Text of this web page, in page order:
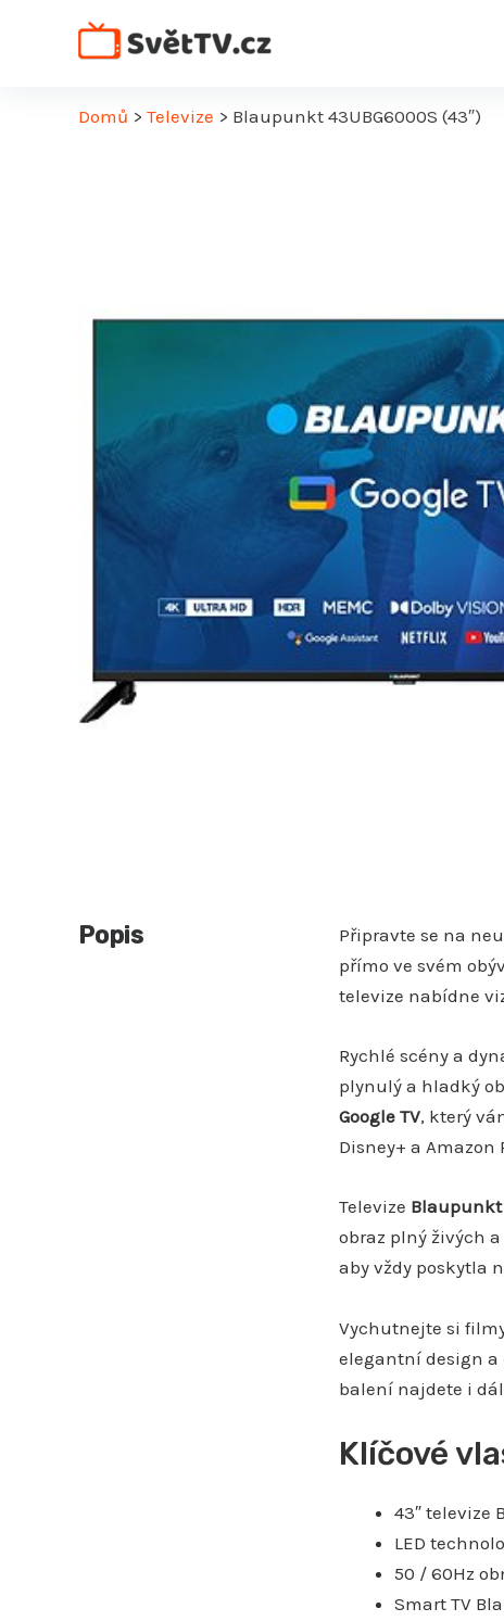
Domů > Televize > Blaupunkt 43UBG6000S (43″)
Popis Připravte se na
přímo ve svém
televize nabídne
Rychlé scény a
plynulý a hladký
Google TV, který
Disney+ a Amazon
Televize Blaupunkt
obraz plný živých
aby vždy poskytla
Vychutnejte si
elegantní design a
balení najdete i
Klíčové
43″ televize
LED
50 / 60Hz
Smart TV